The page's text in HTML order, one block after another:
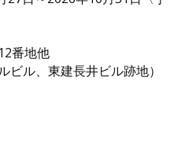
番地他
ビル、東建長井ビル跡地）